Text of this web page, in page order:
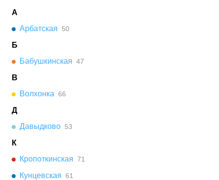
А
Арбатская
50
Б
Бабушкинская 47
В
Волхонка 66
Д
Давыдково 53
К
Кропоткинская 71
Кунцевская 61